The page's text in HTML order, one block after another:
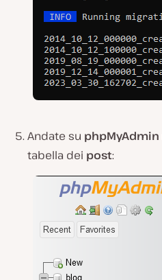
Andate su phpMyAdmin
tabella dei post: